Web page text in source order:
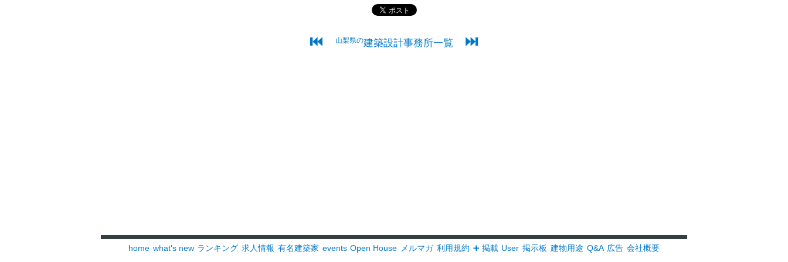
⏮ 山梨県の建築設計事務所一覧 ⏭
home what's new ランキング 求人情報 有名建築家 events Open House メルマガ 利用規約 ➕ 掲載 User 掲示板 建物用途 Q&A 広告 会社概要